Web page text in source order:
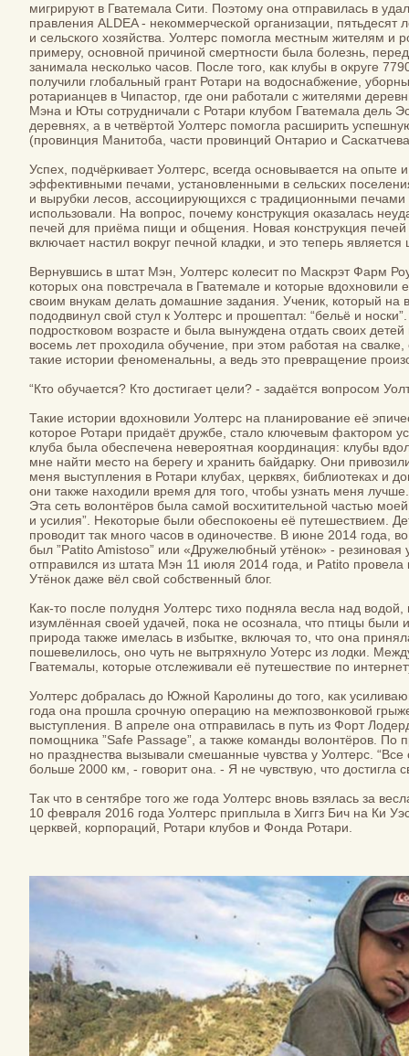
мигрируют в Гватемала Сити. Поэтому она отправилась в
правления ALDEA - некоммерческой организации,
и сельского хозяйства. Уолтерс помогла местным жителям
примеру, основной причиной смертности была болезнь,
занимала несколько часов. После того, как клубы в округе
получили глобальный грант Ротари на водоснабжение,
ротарианцев в Чипастор, где они работали с жителями
Мэна и Юты сотрудничали с Ротари клубом Гватемала дель
деревнях, а в четвёртой Уолтерс помогла расширить
(провинция Манитоба, части провинций Онтарио и
Успех, подчёркивает Уолтерс, всегда основывается на
эффективными печами, установленными в сельских
и вырубки лесов, ассоциирующихся с традиционными
использовали. На вопрос, почему конструкция оказалась
печей для приёма пищи и общения. Новая конструкция
включает настил вокруг печной кладки, и это теперь
Вернувшись в штат Мэн, Уолтерс колесит по Маскрэт Фарм
которых она повстречала в Гватемале и которые
своим внукам делать домашние задания. Ученик, который на
пододвинул свой стул к Уолтерс и прошептал: “бельё и
подростковом возрасте и была вынуждена отдать своих
восемь лет проходила обучение, при этом работая на
такие истории феноменальны, а ведь это превращение
“Кто обучается? Кто достигает цели? - задаётся вопросом
Такие истории вдохновили Уолтерс на планирование её
которое Ротари придаёт дружбе, стало ключевым фактором
клуба была обеспечена невероятная координация: клубы
мне найти место на берегу и хранить байдарку. Они
меня выступления в Ротари клубах, церквях, библиотеках и
они также находили время для того, чтобы узнать меня
Эта сеть волонтёров была самой восхитительной частью
и усилия”. Некоторые были обеспокоены её путешествием.
проводит так много часов в одиночестве. В июне 2014 года,
был ”Patito Amistoso” или «Дружелюбный утёнок» -
отправился из штата Мэн 11 июля 2014 года, и Patito
Утёнок даже вёл свой собственный блог.
Как-то после полудня Уолтерс тихо подняла весла над
изумлённая своей удачей, пока не осознала, что птицы
природа также имелась в избытке, включая то, что она
пошевелилось, оно чуть не вытряхнуло Уотерс из лодки.
Гватемалы, которые отслеживали её путешествие по
Уолтерс добралась до Южной Каролины до того, как
года она прошла срочную операцию на межпозвонковой
выступления. В апреле она отправилась в путь из Форт
помощника ”Safe Passage”, а также команды волонтёров. По
но празднества вызывали смешанные чувства у Уолтерс.
больше 2000 км, - говорит она. - Я не чувствую, что достигла
Так что в сентябре того же года Уолтерс вновь взялась за
10 февраля 2016 года Уолтерс приплыла в Хиггз Бич на Ки
церквей, корпораций, Ротари клубов и Фонда Ротари.